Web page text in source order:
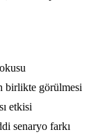
birlikte görülmesi
etkisi
senaryo farkı